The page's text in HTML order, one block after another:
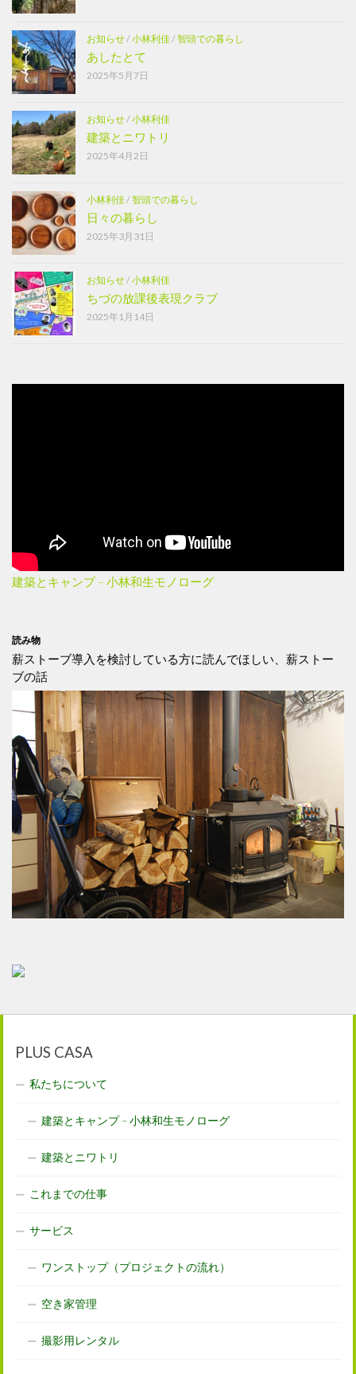
お知らせ/小林利佳/智頭での暮らし
あしたとて
2025年5月7日
お知らせ/小林利佳
建築とニワトリ
2025年4月2日
小林利佳/智頭での暮らし
日々の暮らし
2025年3月31日
お知らせ/小林利佳
ちづの放課後表現クラブ
2025年1月14日
建築とキャンプ – 小林和生モノローグ
読み物
薪ストーブ導入を検討している方に読んでほしい、薪ストー
ブの話
PLUS CASA
私たちについて
建築とキャンプ – 小林和生モノローグ
建築とニワトリ
これまでの仕事
サービス
ワンストップ（プロジェクトの流れ）
空き家管理
撮影用レンタル